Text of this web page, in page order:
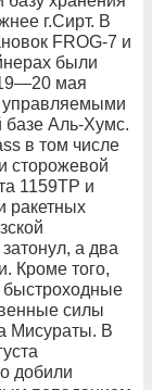
г.Сирт. В
FROG-7 и
были
мая
управляемыми
базе Аль-Хумс.
в том числе
сторожевой
1159ТР и
ракетных
а два
Кроме того,
быстроходные
силы
Мисураты. В
добили